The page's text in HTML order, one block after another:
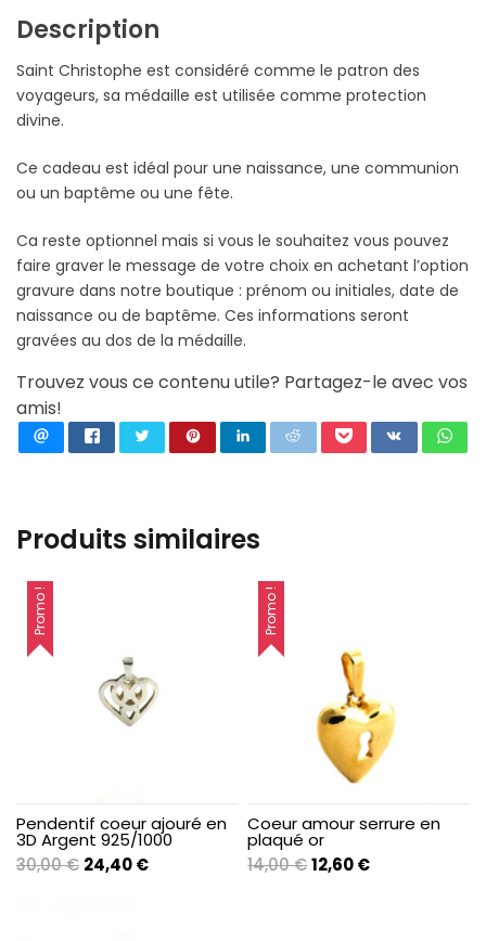
Description
Saint Christophe est considéré comme le patron des
voyageurs, sa médaille est utilisée comme protection
divine.
Ce cadeau est idéal pour une naissance, une communion
ou un baptême ou une fête.
Ca reste optionnel mais si vous le souhaitez vous pouvez
faire graver le message de votre choix en achetant l’option
gravure dans notre boutique : prénom ou initiales, date de
naissance ou de baptême. Ces informations seront
gravées au dos de la médaille.
Trouvez vous ce contenu utile? Partagez-le avec vos
amis!
Produits similaires
Promo !
Pendentif coeur ajouré en
3D Argent 925/1000
30,00€ Le
24,40€Le
Promo !
Coeur amour serrure en
plaqué or
14,00€Le
12,60€Le